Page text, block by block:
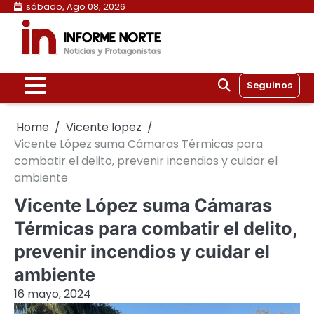
Skip
content
sábado, Ago 08, 2026
Seguinos
Home
Vicente lopez
Vicente López suma Cámaras Térmicas para
combatir el delito, prevenir incendios y cuidar el
ambiente
Vicente López suma Cámaras
Térmicas para combatir el delito,
prevenir incendios y cuidar el
ambiente
16 mayo, 2024